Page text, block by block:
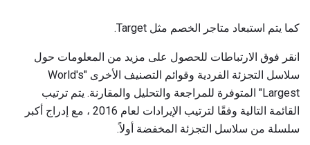
كما يتم استبعاد متاجر الخصم مثل Target.
انقر فوق الارتباطات للحصول على مزيد من المعلومات حول
سلاسل التجزئة الفردية وقوائم التصنيف الأخرى "World's
Largest" المتوفرة للمراجعة والتحليل والمقارنة. يتم ترتيب
القائمة التالية وفقًا لترتيب الإيرادات لعام 2016 ، مع إدراج أكبر
سلسلة من سلاسل التجزئة المخفضة أولاً.